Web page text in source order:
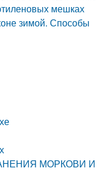
мешках
зимой. Способы
МОРКОВИ И